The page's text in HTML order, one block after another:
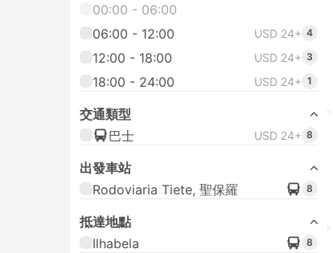
00:00 - 06:00
06:00 - 12:00
USD 24+ 4
12:00 - 18:00 USD 24+ 3
18:00 - 24:00 USD 24+ 1
交通類型
巴士
USD 24+ 8
出發車站
Rodoviaria Tiete, 聖保羅
8
抵達地點
Ilhabela
8